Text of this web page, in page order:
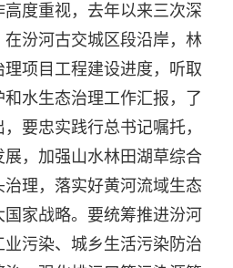
度重视，去年以来三次深
汾河古交城区段沿岸，林
项目工程建设进度，听取
水生态治理工作汇报，了
要忠实践行总书记嘱托，
，加强山水林田湖草综合
理，落实好黄河流域生态
家战略。要统筹推进汾河
污染、城乡生活污染防治